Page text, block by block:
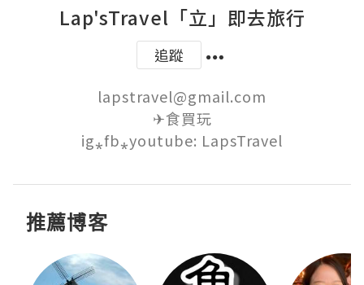
Lap'sTravel「立」即去旅行
追蹤
lapstravel@gmail.com
✈食買玩
ig⁎fb⁎youtube: LapsTravel
推薦博客